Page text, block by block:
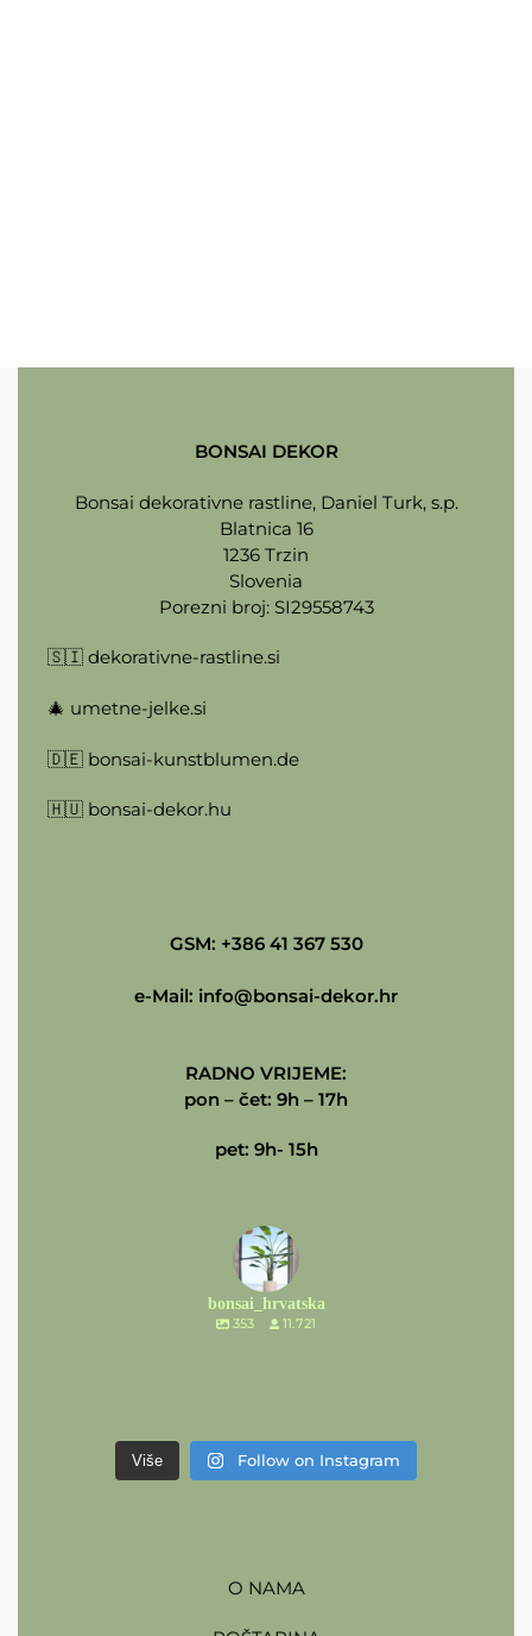
BONSAI DEKOR
Bonsai dekorativne rastline, Daniel Turk, s.p.
Blatnica 16
1236 Trzin
Slovenia
Porezni broj: SI29558743
🇸🇮 dekorativne-rastline.si
🎄 umetne-jelke.si
🇩🇪 bonsai-kunstblumen.de
🇭🇺 bonsai-dekor.hu
GSM: +386 41 367 530
e-Mail: info@bonsai-dekor.hr
RADNO VRIJEME:
pon – čet: 9h – 17h
pet: 9h- 15h
bonsai_hrvatska
353 11.721
Više Follow on Instagram
O NAMA